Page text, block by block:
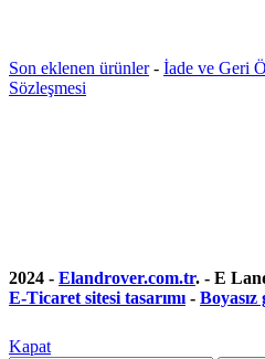
Son eklenen ürünler- İade ve Geri
Sözleşmesi
2024 - Elandrover.com.tr. - E
E-Ticaret sitesi tasarımı-
Kapat